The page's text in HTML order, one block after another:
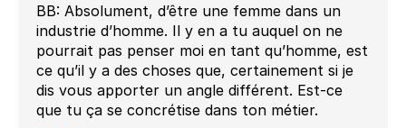
BB: Absolument, d’être une femme dans un
industrie d’homme. Il y en a tu auquel on ne
pourrait pas penser moi en tant qu’homme, est
ce qu’il y a des choses que, certainement si je
dis vous apporter un angle différent. Est-ce
que tu ça se concrétise dans ton métier.